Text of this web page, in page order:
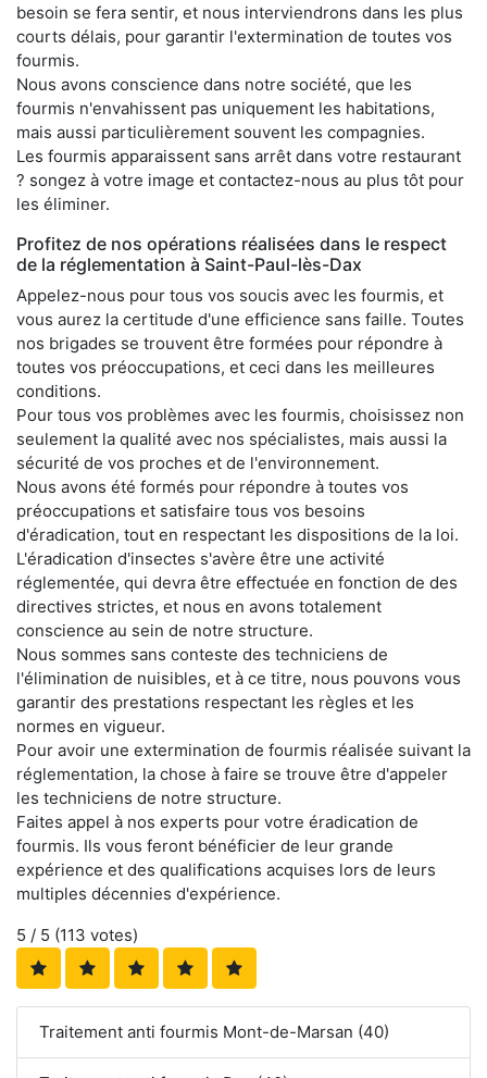
besoin se fera sentir, et nous interviendrons dans les plus
courts délais, pour garantir l'extermination de toutes vos
fourmis.
Nous avons conscience dans notre société, que les
fourmis n'envahissent pas uniquement les habitations,
mais aussi particulièrement souvent les compagnies.
Les fourmis apparaissent sans arrêt dans votre restaurant
? songez à votre image et contactez-nous au plus tôt pour
les éliminer.
Profitez de nos opérations réalisées dans le respect
de la réglementation à Saint-Paul-lès-Dax
Appelez-nous pour tous vos soucis avec les fourmis, et
vous aurez la certitude d'une efficience sans faille. Toutes
nos brigades se trouvent être formées pour répondre à
toutes vos préoccupations, et ceci dans les meilleures
conditions.
Pour tous vos problèmes avec les fourmis, choisissez non
seulement la qualité avec nos spécialistes, mais aussi la
sécurité de vos proches et de l'environnement.
Nous avons été formés pour répondre à toutes vos
préoccupations et satisfaire tous vos besoins
d'éradication, tout en respectant les dispositions de la loi.
L'éradication d'insectes s'avère être une activité
réglementée, qui devra être effectuée en fonction de des
directives strictes, et nous en avons totalement
conscience au sein de notre structure.
Nous sommes sans conteste des techniciens de
l'élimination de nuisibles, et à ce titre, nous pouvons vous
garantir des prestations respectant les règles et les
normes en vigueur.
Pour avoir une extermination de fourmis réalisée suivant la
réglementation, la chose à faire se trouve être d'appeler
les techniciens de notre structure.
Faites appel à nos experts pour votre éradication de
fourmis. Ils vous feront bénéficier de leur grande
expérience et des qualifications acquises lors de leurs
multiples décennies d'expérience.
5 / 5 (113 votes)
Traitement anti fourmis Mont-de-Marsan (40)